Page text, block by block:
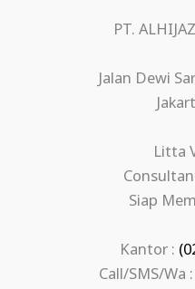
PT.
Jalan Dewi
Litta
Siap
Kantor :
Call/SMS/Wa :